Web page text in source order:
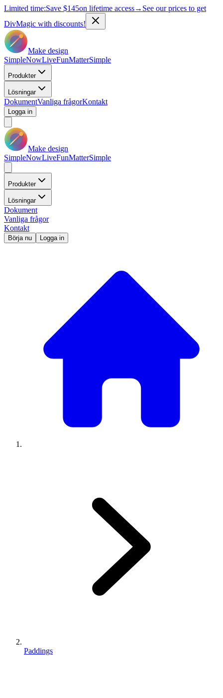
Limited time:Save $145on lifetime access→ See our prices to get
DivMagic with discounts!
Make design
SimpleNowLiveFunMatterSimple
Produkter
Lösningar
DokumentVanliga frågorKontakt
Logga in
Make design
SimpleNowLiveFunMatterSimple
Produkter
Lösningar
Dokument
Vanliga frågor
Kontakt
Börja nu Logga in
Paddings